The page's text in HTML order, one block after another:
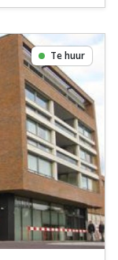
Te huur